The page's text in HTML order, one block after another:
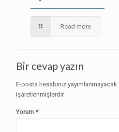
Read more
Bir cevap yazın
E-posta hesabınız yayımlanmayacak.
işaretlenmişlerdir
Yorum *